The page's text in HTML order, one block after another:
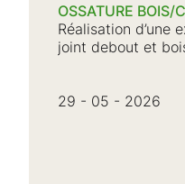
OSSATURE BOIS/
Réalisation d’une
joint debout et
29 - 05 - 2026